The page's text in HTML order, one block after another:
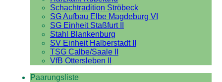
Schachtradition Ströbeck
SG Aufbau Elbe Magdeburg VI
SG Einheit Staßfurt II
Stahl Blankenburg
SV Einheit Halberstadt II
TSG Calbe/Saale II
VfB Ottersleben II
Paarungsliste